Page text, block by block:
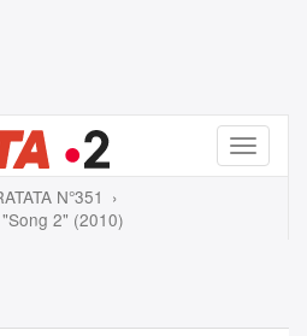
Menu
N°351
2" (2010)